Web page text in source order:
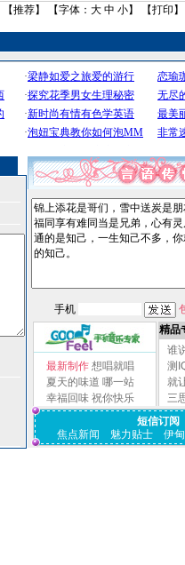
推荐】 【字体： 大 中 小】 【打印
手机
最新制作 想唱就唱
夏天的味道 哪一站
幸福回味 祝你快乐
精品
谁
测
就
三
短信订阅
焦点新闻
魅力贴士 伊